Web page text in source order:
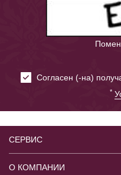
Cогласен (-на)
*
СЕРВИС
О КОМПАНИИ